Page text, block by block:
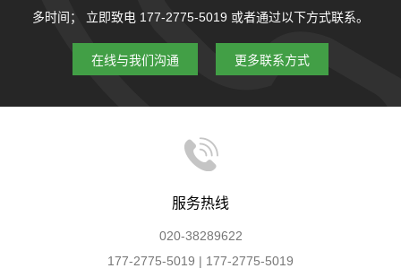
多时间；
立即致电 177-2775-5019 或者通过以下方式联系。
在线与我们沟通 更多联系方式
服务热线
020-38289622
177-2775-5019 | 177-2775-5019